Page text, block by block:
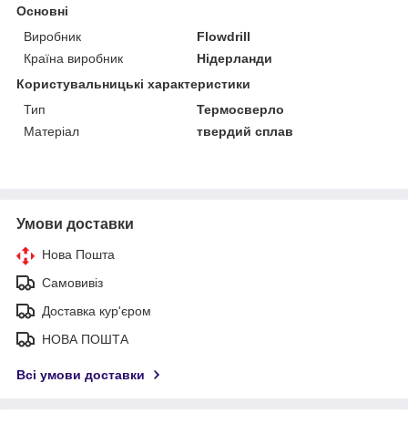
Основні
Виробник
Flowdrill
Країна виробник
Нідерланди
Користувальницькі характеристики
Тип
Термосверло
Матеріал
твердий сплав
Умови доставки
Нова Пошта
Самовивіз
Доставка кур'єром
НОВА ПОШТА
Всі умови доставки